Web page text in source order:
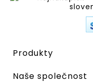
Produkty
Naše společnost